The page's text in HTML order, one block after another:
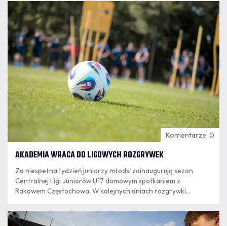
07.08
8:18
Komentarze: 0
AKADEMIA WRACA DO LIGOWYCH ROZGRYWEK
Za niespełna tydzień juniorzy młodsi zainaugurują sezon
Centralnej Ligi Juniorów U17 domowym spotkaniem z
Rakowem Częstochowa. W kolejnych dniach rozgrywki
07.08